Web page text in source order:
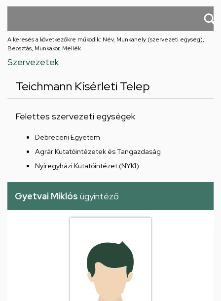
A keresés a következőkre működik: Név, Munkahely (szervezeti egység),
Beosztás, Munkakör, Mellék
Szervezetek
Teichmann Kísérleti Telep
Felettes szervezeti egységek
Debreceni Egyetem
Agrár Kutatóintézetek és Tangazdaság
Nyíregyházi Kutatóintézet (NYKI)
Gyetvai Miklós ügyintéző